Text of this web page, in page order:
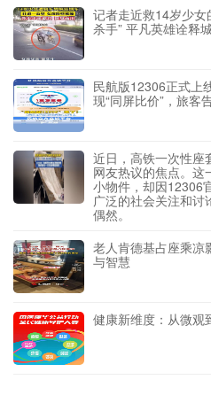
记者走近救14岁少女
杀手” 平凡英雄诠释
民航版12306正式上
现“同屏比价”，旅客
近日，高铁一次性座
网友热议的焦点。这
小物件，却因12306
广泛的社会关注和讨
偶然。
老人肯德基占座乘凉
与智慧
健康新维度：从微观